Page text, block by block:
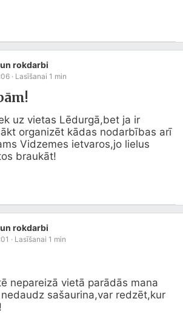
rokdarbi
· Lasīšanai 1 min
uz vietas Lēdurgā,bet ja ir
organizēt kādas nodarbības arī
Vidzemes ietvaros,jo lielus
braukāt!
rokdarbi
· Lasīšanai 1 min
nepareizā vietā parādās mana
sašaurina,var redzēt,kur